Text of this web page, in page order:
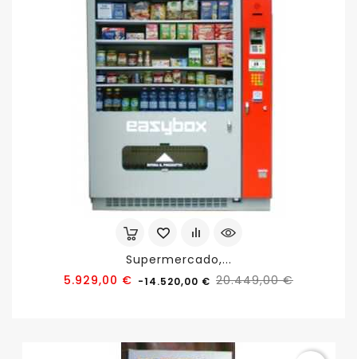
Supermercado,...
5.929,00 € Precio
-14.520,00 € 20.449,00 €Precio